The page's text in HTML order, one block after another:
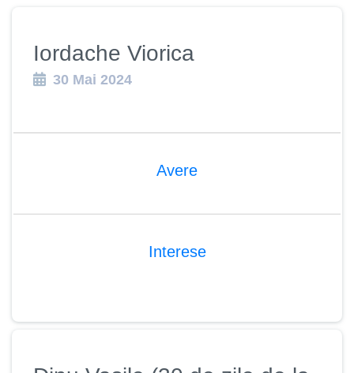
Iordache Viorica
30 Mai 2024
Avere
Interese